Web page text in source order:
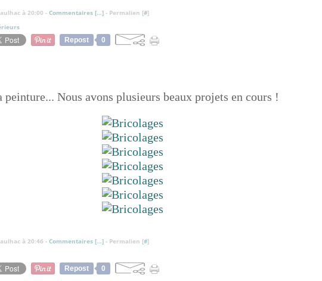
à 20:00 - Commentaires […] - Permalien [#]
Repost
0
Nous avons plusieurs beaux projets en cours !
à 20:46 - Commentaires […] - Permalien [#]
Repost
0